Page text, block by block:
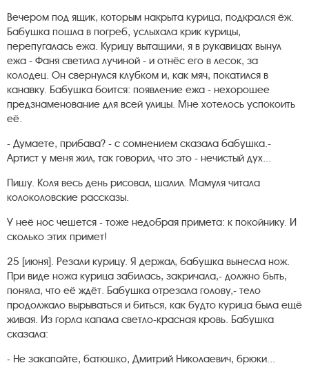
Вечером под ящик, которым накрыта курица, подкрался ёж.
Бабушка пошла в погреб, услыхала крик курицы,
перепугалась ежа. Курицу вытащили, я в рукавицах вынул
ежа - Фаня светила лучиной - и отнёс его в лесок, за
колодец. Он свернулся клубком и, как мяч, покатился в
канавку. Бабушка боится: появление ежа - нехорошее
предзнаменование для всей улицы. Мне хотелось успокоить
её.
- Думаете, прибава? - с сомнением сказала бабушка.-
Артист у меня жил, так говорил, что это - нечистый дух...
Пишу. Коля весь день рисовал, шалил. Мамуля читала
колоколовские рассказы.
У неё нос чешется - тоже недобрая примета: к покойнику. И
сколько этих примет!
25 [июня]. Резали курицу. Я держал, бабушка вынесла нож.
При виде ножа курица забилась, закричала,- должно быть,
поняла, что её ждёт. Бабушка отрезала голову,- тело
продолжало вырываться и биться, как будто курица была ещё
живая. Из горла капала светло-красная кровь. Бабушка
сказала:
- Не закапайте, батюшко, Дмитрий Николаевич, брюки...